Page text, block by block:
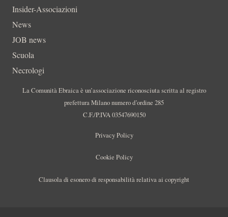
Insider-Associazioni
News
JOB news
Scuola
Necrologi
La Comunità Ebraica è un’associazione riconosciuta scritta al registro
prefettura Milano numero d’ordine 285
C.F./P.IVA 03547690150
Privacy Policy
Cookie Policy
Clausola di esonero di responsabilità relativa ai copyright